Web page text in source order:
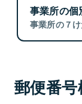
事業所の個
事業所の７
郵便番